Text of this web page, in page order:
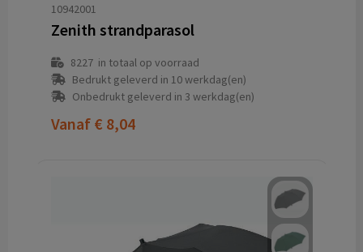
10942001
Zenith strandparasol
8227in totaal op voorraad
Bedrukt geleverd in 10 werkdag(en)
Onbedrukt geleverd in 3 werkdag(en)
Vanaf € 8,04